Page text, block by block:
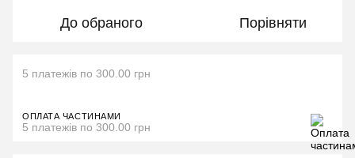
До обраного Порівняти
5 платежів по 300.00 грн
ОПЛАТА ЧАСТИНАМИ
5 платежів по 300.00 грн